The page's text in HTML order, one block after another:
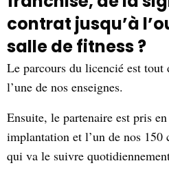
contrat jusqu’à
salle de fitness ?
Le parcours du licencié est tout
l’une de nos enseignes.
Ensuite, le partenaire est pris
implantation et l’un de nos 150
qui va le suivre